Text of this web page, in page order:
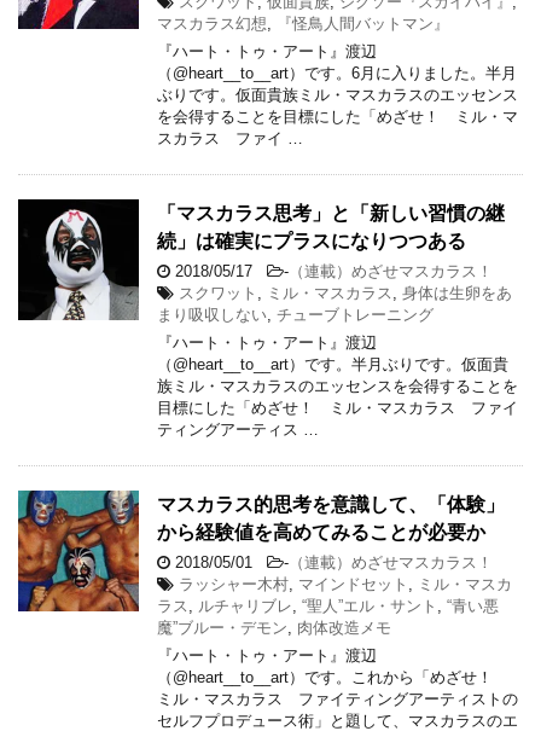
マスカラス幻想
『怪鳥人間バットマン』
『ハート・トゥ・アート』渡辺
（@heart__to__art）です。6月に入りました。半月
ぶりです。仮面貴族ミル・マスカラスのエッセンス
を会得することを目標にした「めざせ！ ミル・マ
スカラス ファイ …
「マスカラス思考」と「新しい習慣の継
続」は確実にプラスになりつつある
2018/05/17 - （連載）めざせマスカラス！
スクワット
ミル・マスカラス
身体は生卵をあ
まり吸収しない チューブトレーニング
『ハート・トゥ・アート』渡辺
（@heart__to__art）です。半月ぶりです。仮面貴
族ミル・マスカラスのエッセンスを会得することを
目標にした「めざせ！ ミル・マスカラス ファイ
ティングアーティス …
マスカラス的思考を意識して、「体験」
から経験値を高めてみることが必要か
2018/05/01 - （連載）めざせマスカラス！
ラッシャー木村 マインドセット
ミル・マスカ
ラス
ルチャリブレ “聖人”エル・サント
“青い悪
魔”ブルー・デモン
肉体改造メモ
『ハート・トゥ・アート』渡辺
（@heart__to__art）です。これから「めざせ！
ミル・マスカラス ファイティングアーティストの
セルフプロデュース術」と題して、マスカラスのエ